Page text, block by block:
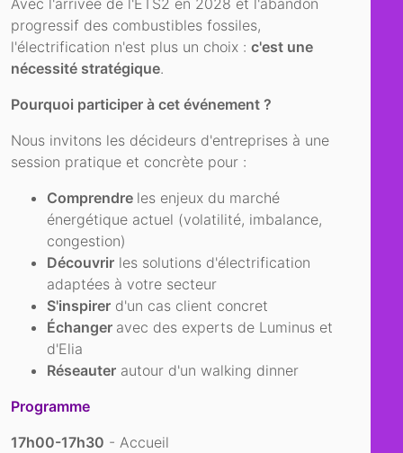
Avec l'arrivée de l'ETS2 en 2028 et l'abandon
progressif des combustibles fossiles,
l'électrification n'est plus un choix : c'est une
nécessité stratégique.
Pourquoi participer à cet événement ?
Nous invitons les décideurs d'entreprises à une
session pratique et concrète pour :
Comprendre les enjeux du marché
énergétique actuel (volatilité, imbalance,
congestion)
Découvrir les solutions d'électrification
adaptées à votre secteur
S'inspirer d'un cas client concret
Échanger avec des experts de Luminus et
d'Elia
Réseauter autour d'un walking dinner
Programme
17h00-17h30 - Accueil